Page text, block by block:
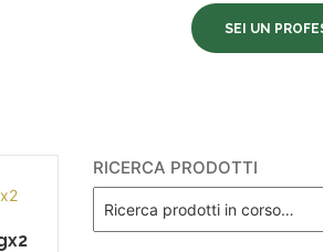
SEI UN
RICERCA PRODOTTI